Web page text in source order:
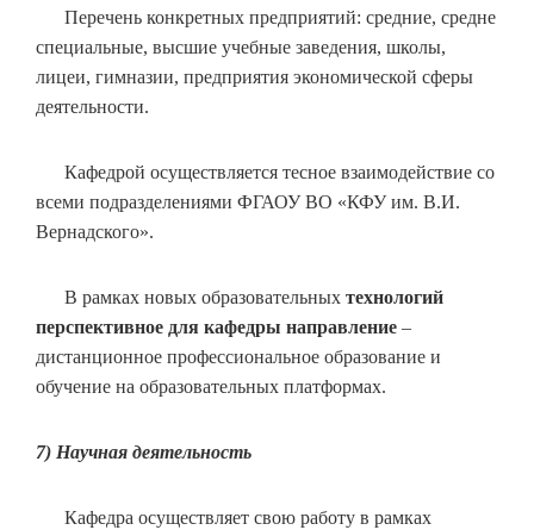
Перечень конкретных предприятий: средние, средне
специальные, высшие учебные заведения, школы,
лицеи, гимназии, предприятия экономической сферы
деятельности.
Кафедрой осуществляется тесное взаимодействие со
всеми подразделениями ФГАОУ ВО «КФУ им. В.И.
Вернадского».
В рамках новых образовательных технологий
перспективное для кафедры направление –
дистанционное профессиональное образование и
обучение на образовательных платформах.
7) Научная деятельность
Кафедра осуществляет свою работу в рамках